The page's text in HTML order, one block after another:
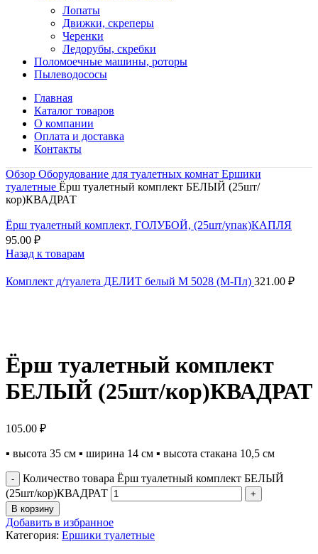
Лопаты
Движки, скреперы
Черенки
Ледорубы, скребки
Поломоечные машины, роторы
Пылеводососы
Главная
Каталог товаров
О компании
Оплата и доставка
Контакты
Обзор Оборудование для туалетных комнат Ершики
туалетные Ёрш туалетный комплект БЕЛЫЙ (25шт/
кор)КВАДРАТ
Ёрш туалетный комплект, ГОЛУБОЙ, (25шт/упак)КАПЛЯ
95.00 ₽
Назад к товарам
Комплект д/туалета ДЕЛИТ белый М 5028 (М-Пл) 321.00 ₽
Ёрш туалетный комплект
БЕЛЫЙ (25шт/кор)КВАДРАТ
105.00 ₽
▪ высота 35 см ▪ ширина 14 см ▪ высота стакана 10,5 см
Количество товара Ёрш туалетный комплект БЕЛЫЙ
(25шт/кор)КВАДРАТ
В корзину
Добавить в избранное
Категория: Ершики туалетные